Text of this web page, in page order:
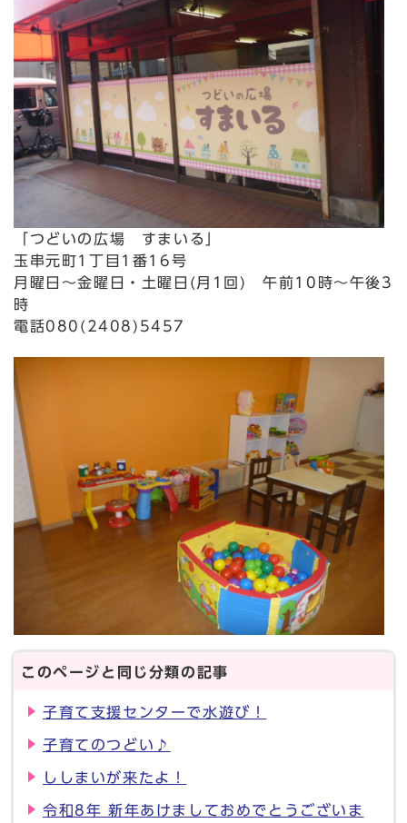
「つどいの広場 すまいる」
玉串元町1丁目1番16号
月曜日～金曜日・土曜日(月1回) 午前10時～午後3
時
電話080(2408)5457
このページと同じ分類の記事
子育て支援センターで水遊び！
子育てのつどい♪
ししまいが来たよ！
令和8年 新年あけましておめでとうございま